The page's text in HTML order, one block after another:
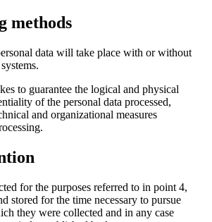
methods
data will take place with or without
to guarantee the logical and physical
of the personal data processed,
and organizational measures
for the purposes referred to in point 4,
stored for the time necessary to pursue
they were collected and in any case